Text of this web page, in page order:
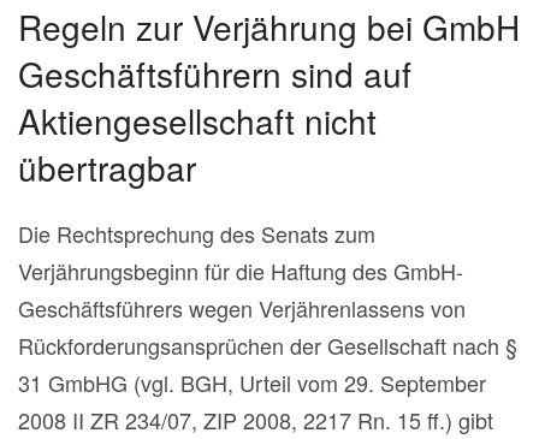
Regeln zur Verjährung bei GmbH
Geschäftsführern sind auf
Aktiengesellschaft nicht
übertragbar
Die Rechtsprechung des Senats zum
Verjährungsbeginn für die Haftung des GmbH-
Geschäftsführers wegen Verjährenlassens von
Rückforderungsansprüchen der Gesellschaft nach §
31 GmbHG (vgl. BGH, Urteil vom 29. September
2008 II ZR 234/07, ZIP 2008, 2217 Rn. 15 ff.) gibt